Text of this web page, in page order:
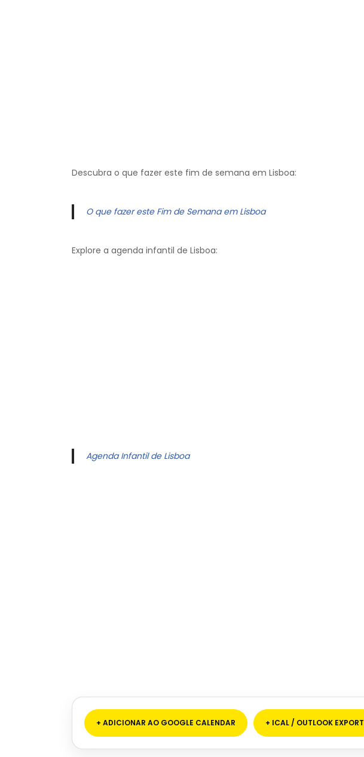
Descubra o que fazer este fim de semana em Lisboa:
O que fazer este Fim de Semana em Lisboa
Explore a agenda infantil de Lisboa:
Agenda Infantil de Lisboa
+ ADICIONAR AO GOOGLE CALENDAR + ICAL / OUTLOOK EXPORT